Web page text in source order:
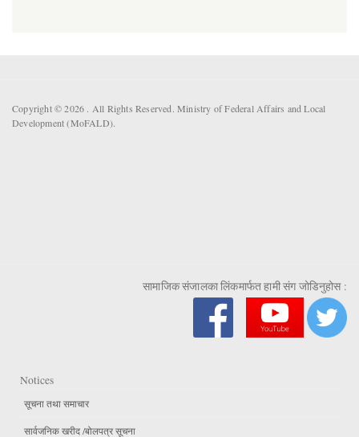
Copyright © 2026 . All Rights Reserved. Ministry of Federal Affairs and Local
Development (MoFALD).
सामाजिक संजालका लिंकमार्फत हामी संग जोडिनुहोस :
Notices
सूचना तथा समाचार
सार्वजनिक खरीद /बोलपत्र सूचना